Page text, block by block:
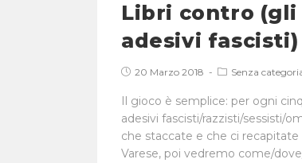
Libri contro (gli
adesivi fascisti)
20 Marzo 2018 Senza
Il gioco è semplice: per ogni
adesivi fascisti/razzisti/sessisti/
che staccate e che ci recapitate
Varese, poi vedremo come/